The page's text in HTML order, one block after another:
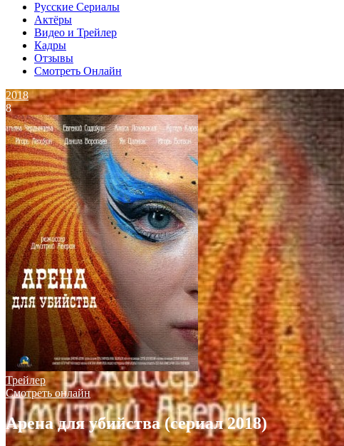
Русские Сериалы
Актёры
Видео и Трейлер
Кадры
Отзывы
Смотреть Онлайн
2018
8
Трейлер
Смотреть онлайн
Арена для убийства (сериал 2018)